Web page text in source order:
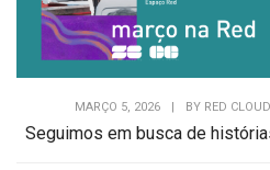
MARÇO 5, 2026 | BY RED
Seguimos em busca de